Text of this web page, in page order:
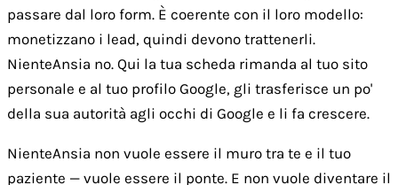
passare dal loro form. È coerente con il loro modello:
monetizzano i lead, quindi devono trattenerli.
NienteAnsia no. Qui la tua scheda rimanda al tuo sito
personale e al tuo profilo Google, gli trasferisce un po'
della sua autorità agli occhi di Google e li fa crescere.
NienteAnsia non vuole essere il muro tra te e il tuo
paziente — vuole essere il ponte. E non vuole diventare il